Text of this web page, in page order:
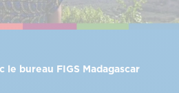
le bureau FIGS Madagascar